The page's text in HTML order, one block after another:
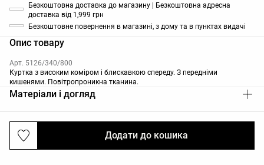
Додати до кошика
Безкоштовна доставка до магазину | Безкоштовна адресна
доставка від 1,999 грн
Безкоштовне повернення в магазині, з дому та в пунктах видачі
Опис товару
Арт. 5126/340/800
Куртка з високим коміром і блискавкою спереду. З передніми
кишенями. Повітропроникна тканина.
Матеріали і догляд
Доставки та повернення